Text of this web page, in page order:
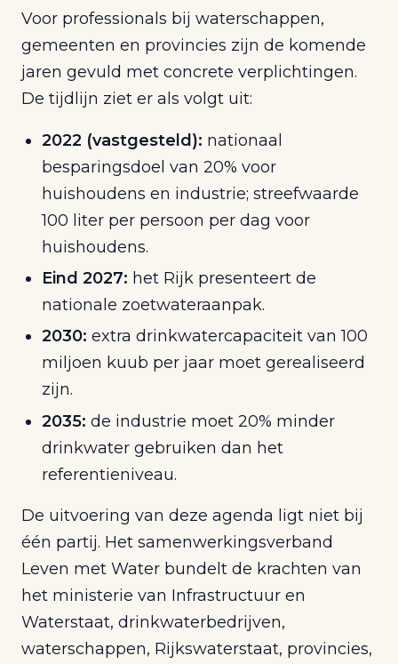
Voor professionals bij waterschappen,
gemeenten en provincies zijn de komende
jaren gevuld met concrete verplichtingen.
De tijdlijn ziet er als volgt uit:
2022 (vastgesteld): nationaal
besparingsdoel van 20% voor
huishoudens en industrie; streefwaarde
100 liter per persoon per dag voor
huishoudens.
Eind 2027: het Rijk presenteert de
nationale zoetwateraanpak.
2030: extra drinkwatercapaciteit van 100
miljoen kuub per jaar moet gerealiseerd
zijn.
2035: de industrie moet 20% minder
drinkwater gebruiken dan het
referentieniveau.
De uitvoering van deze agenda ligt niet bij
één partij. Het samenwerkingsverband
Leven met Water bundelt de krachten van
het ministerie van Infrastructuur en
Waterstaat, drinkwaterbedrijven,
waterschappen, Rijkswaterstaat, provincies,